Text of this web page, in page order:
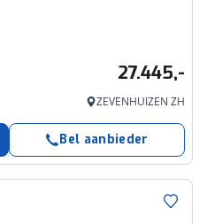
27.445,-
ZEVENHUIZEN ZH
Bel aanbieder